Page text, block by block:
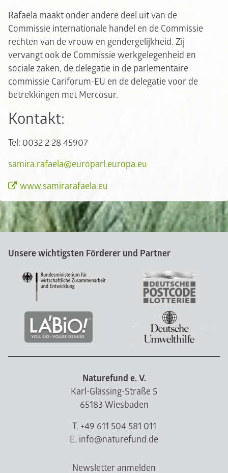
Rafaela maakt onder andere deel uit van de
Commissie internationale handel en de Commissie
rechten van de vrouw en gendergelijkheid. Zij
vervangt ook de Commissie werkgelegenheid en
sociale zaken, de delegatie in de parlementaire
commissie Cariforum-EU en de delegatie voor de
betrekkingen met Mercosur.
Kontakt:
Tel: 0032 2 28 45907
samira.rafaela@europarl.europa.eu
www.samirarafaela.eu
Unsere wichtigsten Förderer und Partner
Naturefund e. V.
Karl-Glässing-Straße 5
65183 Wiesbaden
T. +49 611 504 581 011
E. info@naturefund.de
Newsletter anmelden